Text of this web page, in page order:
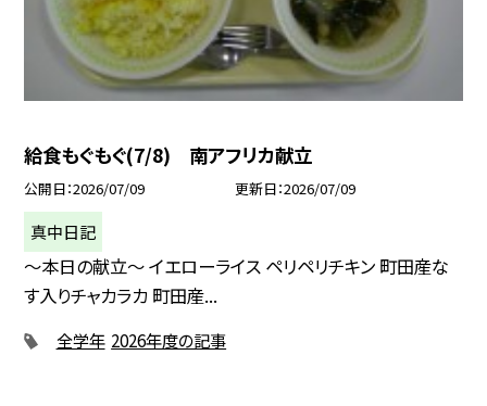
給食もぐもぐ(7/8) 南アフリカ献立
公開日 2026/07/09 更新日 2026/07/09
真中日記
〜本日の献立〜 イエローライス ペリペリチキン 町田産な
す入りチャカラカ 町田産...
全学年 2026年度の記事